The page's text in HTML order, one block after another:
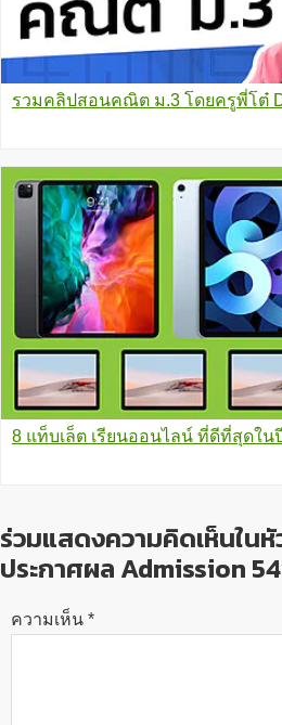
รวมคลิปสอนคณิต ม.3 โดยครูพี่โต๋
8 แท็บเล็ต เรียนออนไลน์ ที่ดีที่สุดใน
ร่วมแสดงความคิดเห็นใน
ประกาศผล Admission
ความเห็น *